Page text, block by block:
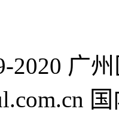
2020 广